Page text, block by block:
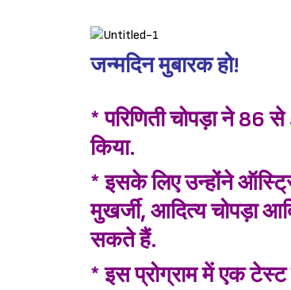
जन्मदिन मुबारक हो!
* परिणिती चोपड़ा ने 86
किया.
* इसके लिए उन्होंने
मुखर्जी, आदित्य चोपड़ा
सकते हैं.
* इस प्रोग्राम में एक टेस्ट